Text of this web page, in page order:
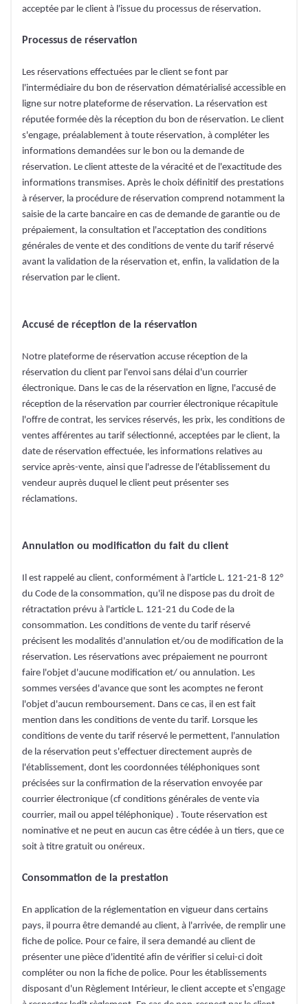
acceptée par le client à l'issue du processus de réservation.
Processus de réservation
Les réservations effectuées par le client se font par
l'intermédiaire du bon de réservation dématérialisé accessible en
ligne sur notre plateforme de réservation. La réservation est
réputée formée dès la réception du bon de réservation. Le client
s'engage, préalablement à toute réservation, à compléter les
informations demandées sur le bon ou la demande de
réservation. Le client atteste de la véracité et de l'exactitude des
informations transmises. Après le choix définitif des prestations
à réserver, la procédure de réservation comprend notamment la
saisie de la carte bancaire en cas de demande de garantie ou de
prépaiement, la consultation et l'acceptation des conditions
générales de vente et des conditions de vente du tarif réservé
avant la validation de la réservation et, enfin, la validation de la
réservation par le client.
Accusé de réception de la réservation
Notre plateforme de réservation accuse réception de la
réservation du client par l'envoi sans délai d'un courrier
électronique. Dans le cas de la réservation en ligne, l'accusé de
réception de la réservation par courrier électronique récapitule
l'offre de contrat, les services réservés, les prix, les conditions de
ventes afférentes au tarif sélectionné, acceptées par le client, la
date de réservation effectuée, les informations relatives au
service après-vente, ainsi que l'adresse de l'établissement du
vendeur auprès duquel le client peut présenter ses
réclamations.
Annulation ou modification du fait du client
Il est rappelé au client, conformément à l'article L. 121-21-8 12°
du Code de la consommation, qu'il ne dispose pas du droit de
rétractation prévu à l'article L. 121-21 du Code de la
consommation. Les conditions de vente du tarif réservé
précisent les modalités d'annulation et/ou de modification de la
réservation. Les réservations avec prépaiement ne pourront
faire l'objet d'aucune modification et/ ou annulation. Les
sommes versées d'avance que sont les acomptes ne feront
l'objet d'aucun remboursement. Dans ce cas, il en est fait
mention dans les conditions de vente du tarif. Lorsque les
conditions de vente du tarif réservé le permettent, l'annulation
de la réservation peut s'effectuer directement auprès de
l'établissement, dont les coordonnées téléphoniques sont
précisées sur la confirmation de la réservation envoyée par
courrier électronique (cf conditions générales de vente via
courrier, mail ou appel téléphonique) . Toute réservation est
nominative et ne peut en aucun cas être cédée à un tiers, que ce
soit à titre gratuit ou onéreux.
Consommation de la prestation
En application de la réglementation en vigueur dans certains
pays, il pourra être demandé au client, à l'arrivée, de remplir une
fiche de police. Pour ce faire, il sera demandé au client de
présenter une pièce d'identité afin de vérifier si celui-ci doit
compléter ou non la fiche de police. Pour les établissements
disposant d'un Règlement Intérieur, le client accepte et s'engage